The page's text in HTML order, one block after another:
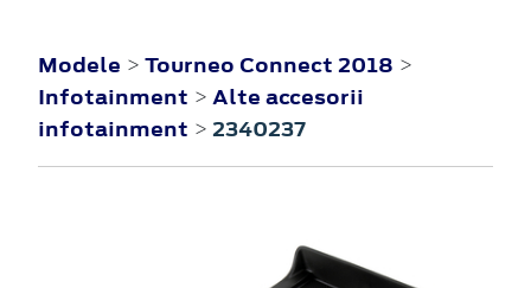
Modele > Tourneo Connect 2018 >
Infotainment > Alte accesorii
infotainment > 2340237